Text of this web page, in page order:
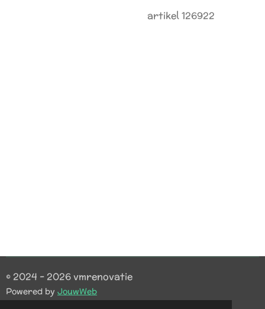
artikel 126922
© 2024 - 2026 vmrenovatie
Powered by JouwWeb